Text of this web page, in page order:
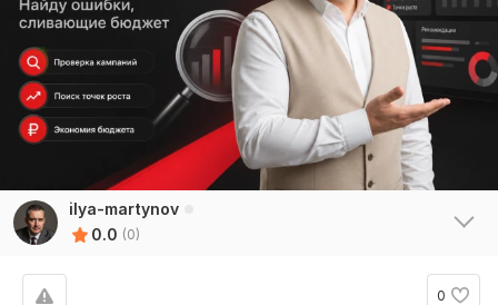
ilya-martynov
0.0 (0)
0